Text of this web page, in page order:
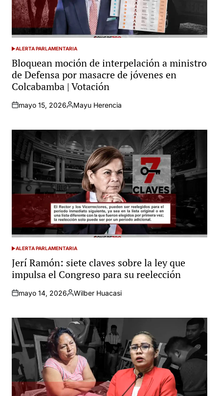
POSTED
IN
ALERTA PARLAMENTARIA
Bloquean moción de interpelación a ministro
de Defensa por masacre de jóvenes en
Colcabamba | Votación
mayo 15, 2026
Posted
Mayu Herencia
POSTED
IN
ALERTA PARLAMENTARIA
Jerí Ramón: siete claves sobre la ley que
impulsa el Congreso para su reelección
mayo 14, 2026
Posted
Wilber Huacasi